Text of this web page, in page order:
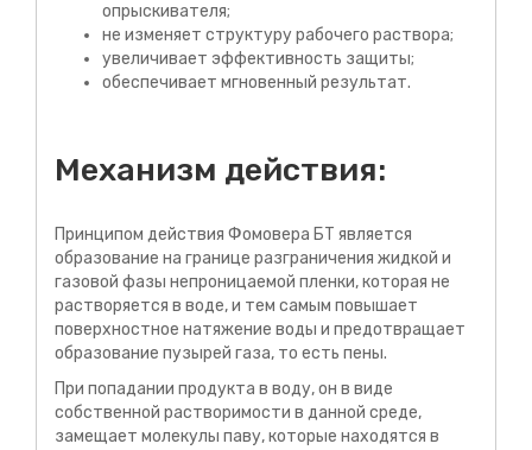
опрыскивателя;
не изменяет структуру рабочего раствора;
увеличивает эффективность защиты;
обеспечивает мгновенный результат.
Механизм действия:
Принципом действия Фомовера БТ является
образование на границе разграничения жидкой и
газовой фазы непроницаемой пленки, которая не
растворяется в воде, и тем самым повышает
поверхностное натяжение воды и предотвращает
образование пузырей газа, то есть пены.
При попадании продукта в воду, он в виде
собственной растворимости в данной среде,
замещает молекулы паву, которые находятся в